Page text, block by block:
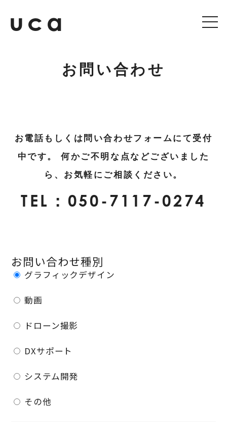
uca
料金
会社概要
実績
お問い合わせ
お電話もしくは問い合わせフォームにて受付
中です。何かご不明な点などございました
ら、お気軽にご相談ください。
TEL： 050-7117-0274
お問い合わせ種別
グラフィックデザイン
動画
ドローン撮影
DXサポート
システム開発
その他